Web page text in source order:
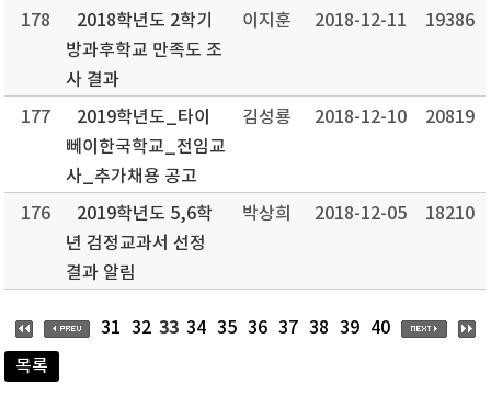
178
2018학년도 2학기
방과후학교 만족도 조
사 결과
이지훈 2018-12-11 19386
177
2019학년도_타이
뻬이한국학교_전임교
사_추가채용 공고
김성룡 2018-12-10 20819
176
2019학년도 5,6학
년 검정교과서 선정
결과 알림
박상희 2018-12-05 18210
31 32 33 34 35 36 37 38 39
40
목록